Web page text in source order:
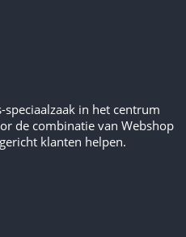
in het centrum
de combinatie van Webshop
klanten helpen.